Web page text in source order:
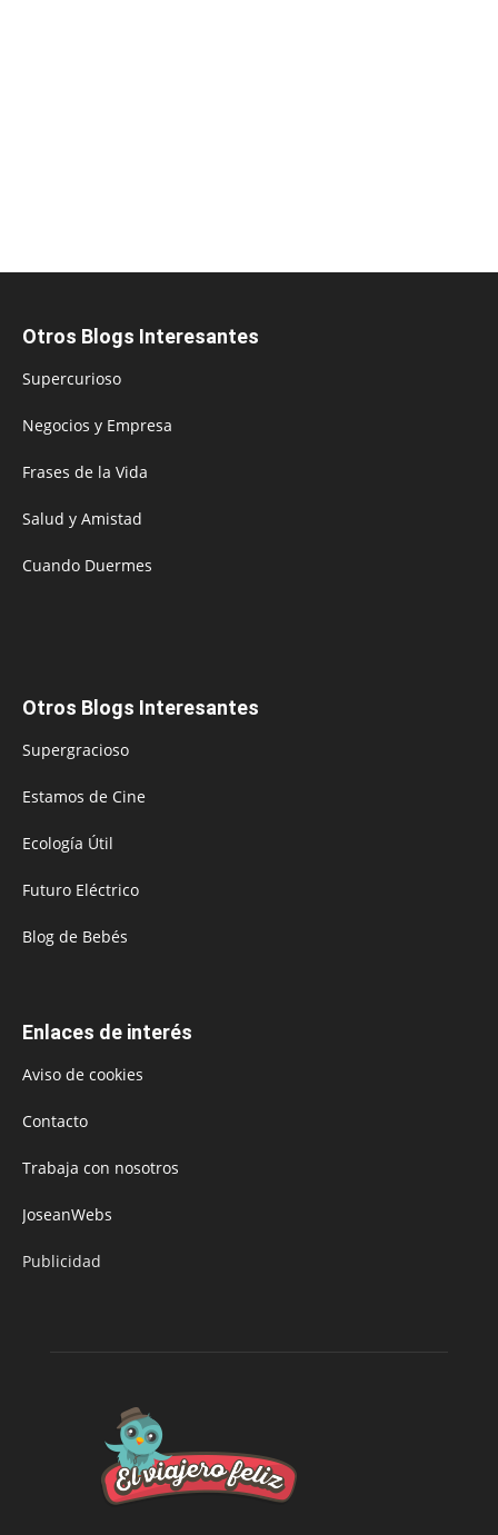
Otros Blogs Interesantes
Supercurioso
Negocios y Empresa
Frases de la Vida
Salud y Amistad
Cuando Duermes
Otros Blogs Interesantes
Supergracioso
Estamos de Cine
Ecología Útil
Futuro Eléctrico
Blog de Bebés
Enlaces de interés
Aviso de cookies
Contacto
Trabaja con nosotros
JoseanWebs
Publicidad